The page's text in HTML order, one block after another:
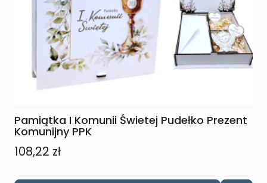
Pamiątka I Komunii Świetej Pudełko Prezent
Komunijny PPK
108,22 zł